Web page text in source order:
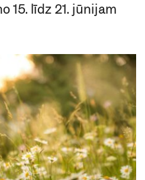
15. līdz 21. jūnijam